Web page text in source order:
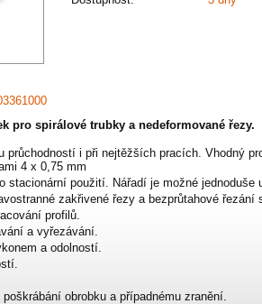
pro spirálové trubky a nedeformované řezy.
průchodností i při nejtěžších pracích. Vhodný
4 x 0,75 mm
stacionární použití. Nářadí je možné jednoduše
zakřivené řezy a bezprůtahové řezání
profilů.
a vyřezávání.
a odolností.
obrobku a případnému zranění.